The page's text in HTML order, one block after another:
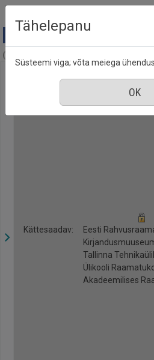
Mine põhisisu juurde
Kättesaadav:
Eesti
Tallinna
Ülikooli
Akadeemilises
Tähelepanu
Süsteemi viga; võta meiega